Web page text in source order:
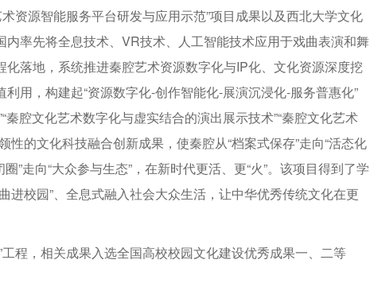
资源智能服务平台研发与应用示范”项目成果以及西北大学文化
率先将全息技术、VR技术、人工智能技术应用于戏曲表演和舞
落地，系统推进秦腔艺术资源数字化与IP化、文化资源深度挖
用，构建起“资源数字化-创作智能化-展演沉浸化-服务普惠化”
腔文化艺术数字化与虚实结合的演出展示技术”“秦腔文化艺术
的文化科技融合创新成果，使秦腔从“档案式保存”走向“活态化
”走向“大众参与生态”，在新时代更活、更“火”。该项目得到了学
进校园”、全息式融入社会大众生活，让中华优秀传统文化在更
程，相关成果入选全国高校校园文化建设优秀成果一、二等